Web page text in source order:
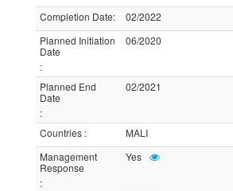
Completion Date:
02/2022
Planned Initiation
Date
:
06/2020
Planned End
Date
:
02/2021
Countries :
MALI
Management
Response
:
Yes